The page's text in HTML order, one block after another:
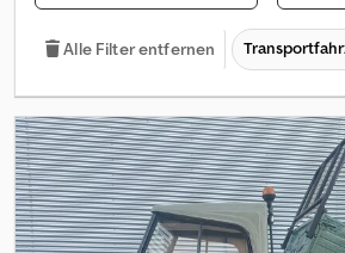
Alle Filter entfernen